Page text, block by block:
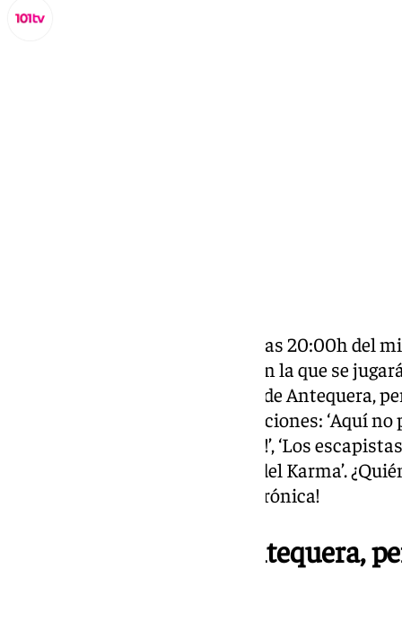
En la ciudad de Málaga, siendo las 20:00h del
, en la que se
la actuación de ‘Los que vienen de Antequera,
de piedra’, las siguientes agrupaciones: ‘Aquí
escondida’, ‘¡Qué bien me siento!’, ‘Los
carnavalarios’ y ‘Viva la Virgen del Karma’.
final de la noche, ¡Va telón! ¡Va crónica!
Los que vienen de Antequera,